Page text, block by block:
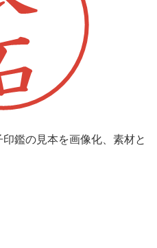
鑑の見本を画像化、素材と